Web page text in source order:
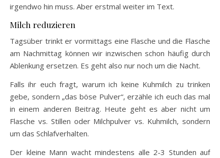
irgendwo hin muss. Aber erstmal weiter im Text.
Milch reduzieren
Tagsüber trinkt er vormittags eine Flasche und die Flasche
am Nachmittag können wir inzwischen schon häufig durch
Ablenkung ersetzen. Es geht also nur noch um die Nacht.
Falls ihr euch fragt, warum ich keine Kuhmilch zu trinken
gebe, sondern „das böse Pulver“, erzähle ich euch das mal
in einem anderen Beitrag. Heute geht es aber nicht um
Flasche vs. Stillen oder Milchpulver vs. Kuhmilch, sondern
um das Schlafverhalten.
Der kleine Mann wacht mindestens alle 2-3 Stunden auf